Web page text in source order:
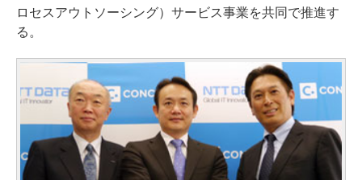
ロセスアウトソーシング）サービス事業を共同で推進す
る。